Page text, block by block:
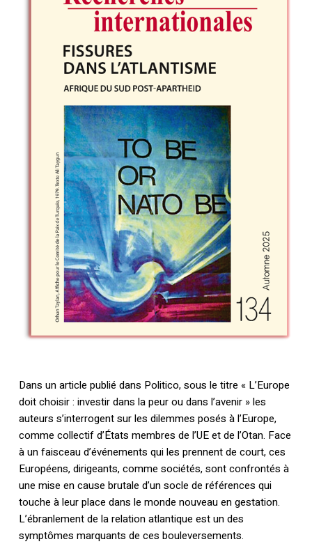
Dans un article publié dans Politico, sous le titre « L’Europe
doit choisir : investir dans la peur ou dans l’avenir » les
auteurs s’interrogent sur les dilemmes posés à l’Europe,
comme collectif d’États membres de l’UE et de l’Otan. Face
à un faisceau d’événements qui les prennent de court, ces
Européens, dirigeants, comme sociétés, sont confrontés à
une mise en cause brutale d’un socle de références qui
touche à leur place dans le monde nouveau en gestation.
L’ébranlement de la relation atlantique est un des
symptômes marquants de ces bouleversements.